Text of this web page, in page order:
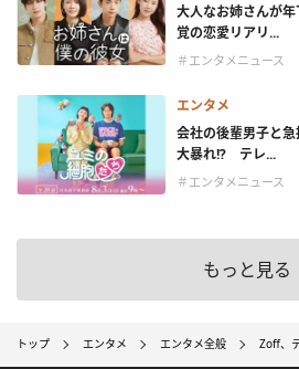
大人なお姉さんが
覚の恋愛リアリ...
＃エンタメニュース
エンタメ
会社の後輩男子と
大暴れ!? テレ...
＃エンタメニュース
もっと見る
トップ エンタメ エンタメ全般 Zoff、